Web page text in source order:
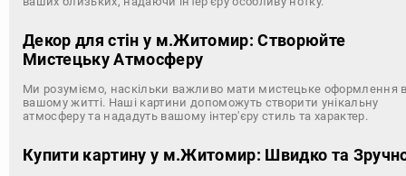
Декор для стін у м.Житомир: Створюйте
Мистецьку Атмосферу
Ми розуміємо, наскільки важливо мати мистецьке оформлення
вашому житті. Наші картини допоможуть створити унікальну
атмосферу та нададуть вашому інтер'єру стиль та характер.
Купити картину у м.Житомир: Швидко та